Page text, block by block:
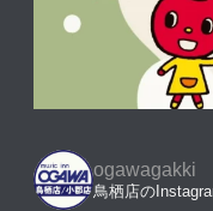
ogawagakki
鳥栖店の